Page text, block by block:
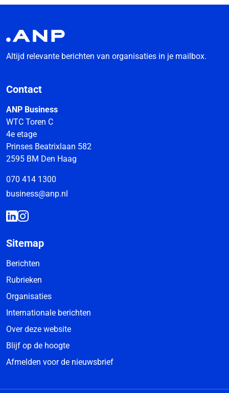
Altijd relevante berichten van organisaties in je mailbox.
Contact
ANP Business
WTC Toren C
4e etage
Prinses Beatrixlaan 582
2595 BM Den Haag
070 414 1300
business@anp.nl
Sitemap
Berichten
Rubrieken
Organisaties
Internationale berichten
Over deze website
Blijf op de hoogte
Afmelden voor de nieuwsbrief